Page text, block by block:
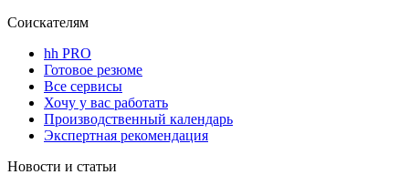
Соискателям
hh PRO
Готовое резюме
Все сервисы
Хочу у вас работать
Производственный календарь
Экспертная рекомендация
Новости и статьи